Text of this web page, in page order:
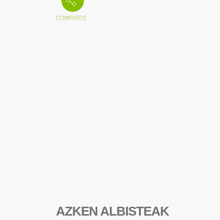
AZKEN ALBISTEAK